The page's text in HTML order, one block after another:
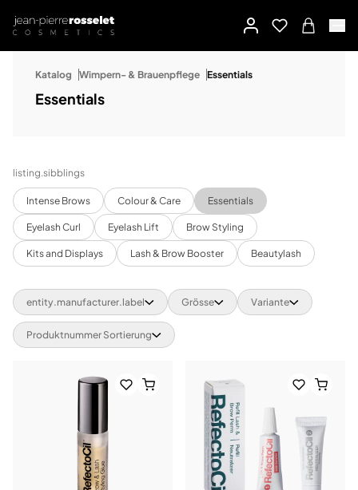
Katalog Wimpern- & Brauenpflege Essentials
Essentials
listing.sibblings
Intense Brows Colour & Care Essentials
Eyelash Curl Eyelash Lift Brow Styling
Kits and Displays Lash & Brow Booster Beautylash
entity.manufacturer.label Grösse Variante
Produktnummer Sortierung